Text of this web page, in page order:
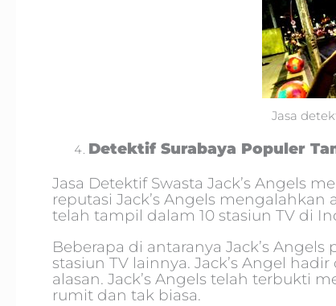
Jasa
Detektif Surabaya Populer
Jasa Detektif Swasta Jack’s Angels
reputasi Jack’s Angels
telah tampil dalam 10 stasiun TV di
Beberapa di antaranya Jack’s Angels
stasiun TV lainnya. Jack’s Angel
alasan. Jack’s Angels telah terbukti
rumit dan tak biasa.